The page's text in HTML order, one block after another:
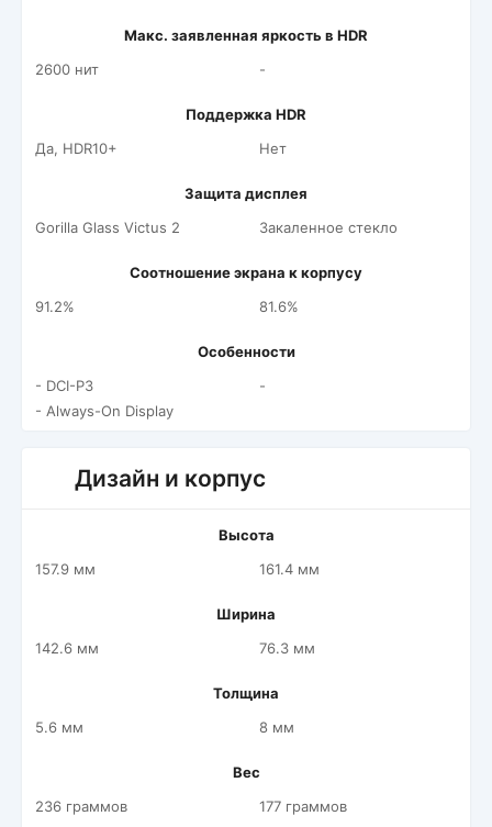
Макс. заявленная яркость в HDR
2600 нит
-
Поддержка HDR
Да, HDR10+
Нет
Защита дисплея
Gorilla Glass Victus 2
Закаленное стекло
Соотношение экрана к корпусу
91.2%
81.6%
Особенности
- DCI-P3
- Always-On Display
-
Дизайн и корпус
Высота
157.9 мм
161.4 мм
Ширина
142.6 мм
76.3 мм
Толщина
5.6 мм
8 мм
Вес
236 граммов
177 граммов